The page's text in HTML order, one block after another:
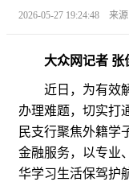
2026-05-27 19:24:48 来
大众网记者 张
近日，为有效解
办理难题，切实打
民支行聚焦外籍学
金融服务，以专业
华学习生活保驾护